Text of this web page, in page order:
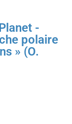
-
polaire
» (O.